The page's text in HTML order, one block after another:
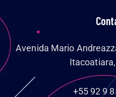
Avenida Mario
+55 92 9